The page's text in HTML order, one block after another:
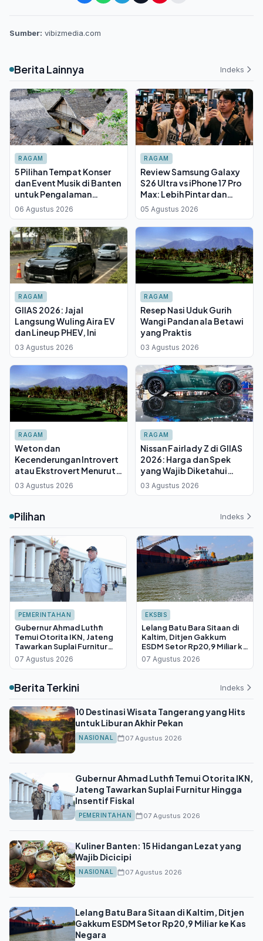
Sumber: vibizmedia.com
Berita Lainnya Indeks
RAGAM
5 Pilihan Tempat Konser
dan Event Musik di Banten
untuk Pengalaman
Nonton yang Berbeda
06 Agustus 2026
RAGAM
Review Samsung Galaxy
S26 Ultra vs iPhone 17 Pro
Max: Lebih Pintar dan
Serbaguna, Tapi Punya
05 Agustus 2026
RAGAM
GIIAS 2026: Jajal
Langsung Wuling Aira EV
dan Lineup PHEV, Ini
03 Agustus 2026
RAGAM
Resep Nasi Uduk Gurih
Wangi Pandan ala Betawi
yang Praktis
03 Agustus 2026
RAGAM
Weton dan
Kecenderungan Introvert
atau Ekstrovert Menurut
Primbon Jawa
03 Agustus 2026
RAGAM
Nissan Fairlady Z di GIIAS
2026: Harga dan Spek
yang Wajib Diketahui
Sebelum Booking
03 Agustus 2026
Pilihan Indeks
PEMERINTAHAN
Gubernur Ahmad Luthfi
Temui Otorita IKN, Jateng
Tawarkan Suplai Furnitur
Hingga Insentif Fiskal
07 Agustus 2026
EKSBIS
Lelang Batu Bara Sitaan di
Kaltim, Ditjen Gakkum
ESDM Setor Rp20,9 Miliar ke
Kas Negara
07 Agustus 2026
Berita Terkini Indeks
10 Destinasi Wisata Tangerang yang Hits
untuk Liburan Akhir Pekan
NASIONAL 07 Agustus 2026
Gubernur Ahmad Luthfi Temui Otorita IKN,
Jateng Tawarkan Suplai Furnitur Hingga
Insentif Fiskal
PEMERINTAHAN 07 Agustus 2026
Kuliner Banten: 15 Hidangan Lezat yang
Wajib Dicicipi
NASIONAL 07 Agustus 2026
Lelang Batu Bara Sitaan di Kaltim, Ditjen
Gakkum ESDM Setor Rp20,9 Miliar ke Kas
Negara